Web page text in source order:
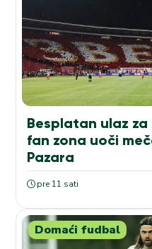
Besplatan ulaz
fan zona uoči
Pazara
pre 11 sati
Domaći fudbal